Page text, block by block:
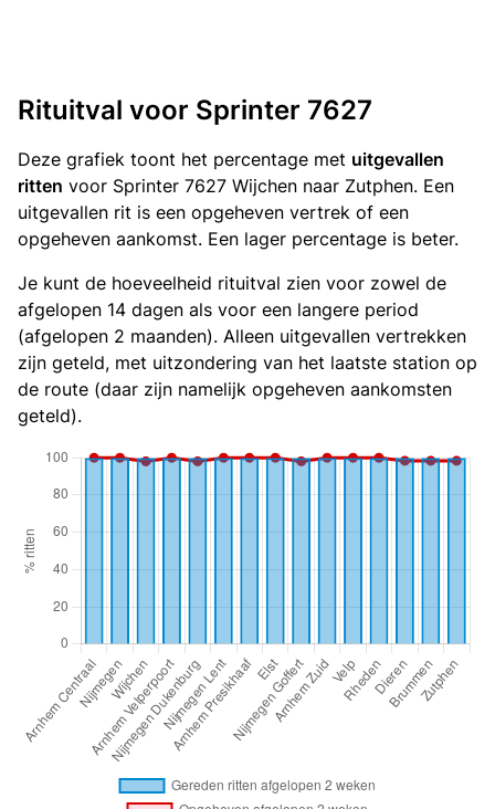
Rituitval voor Sprinter 7627
Deze grafiek toont het percentage met uitgevallen
ritten voor Sprinter 7627 Wijchen naar Zutphen. Een
uitgevallen rit is een opgeheven vertrek of een
opgeheven aankomst. Een lager percentage is beter.
Je kunt de hoeveelheid rituitval zien voor zowel de
afgelopen 14 dagen als voor een langere period
(afgelopen 2 maanden). Alleen uitgevallen vertrekken
zijn geteld, met uitzondering van het laatste station op
de route (daar zijn namelijk opgeheven aankomsten
geteld).